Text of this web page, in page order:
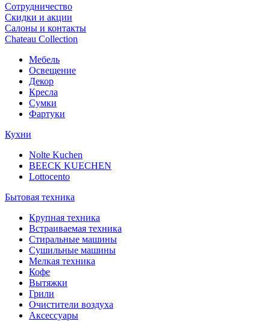
Сотрудничество
Скидки и акции
Салоны и контакты
Chateau Collection
Мебель
Освещение
Декор
Кресла
Сумки
Фартуки
Кухни
Nolte Kuchen
BEECK KUECHEN
Lottocento
Бытовая техника
Крупная техника
Встраиваемая техника
Стиральные машины
Сушильные машины
Мелкая техника
Кофе
Вытяжки
Грили
Очистители воздуха
Аксессуары